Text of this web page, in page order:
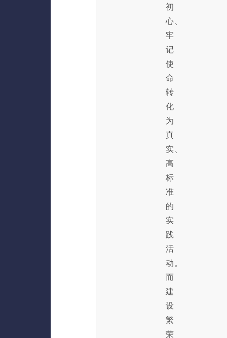
初
心、
牢
记
使
命
转
化
为
真
实、
高
标
准
的
实
践
活
动。
而
建
设
繁
荣